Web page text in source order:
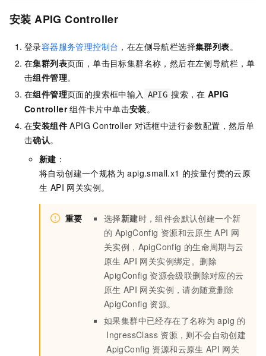
安装 APIG Controller
登录容器服务管理控制台 ，在左侧导航栏选择集群列表。
在集群列表页面，单击目标集群名称，然后在左侧导航栏，单
击组件管理。
在组件管理页面的搜索框中输入 APIG 搜索，在 APIG
Controller 组件卡片中单击安装。
在安装组件 APIG Controller 对话框中进行参数配置，然后单
击确认。
新建 ：
将自动创建一个规格为 apig.small.x1 的按量付费的云原
生 API 网关实例。
重要 选择新建时，组件会默认创建一个新
的 ApigConfig 资源和云原生 API 网
关实例，ApigConfig 的生命周期与云
原生 API 网关实例绑定。删除
ApigConfig 资源会级联删除对应的云
原生 API 网关实例，请勿随意删除
ApigConfig 资源。
如果集群中已经存在了名称为 apig 的
IngressClass 资源，则不会自动创建
ApigConfig 资源和云原生 API 网关